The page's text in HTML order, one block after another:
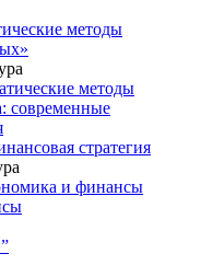
методы
методы
современные
стратегия
и финансы